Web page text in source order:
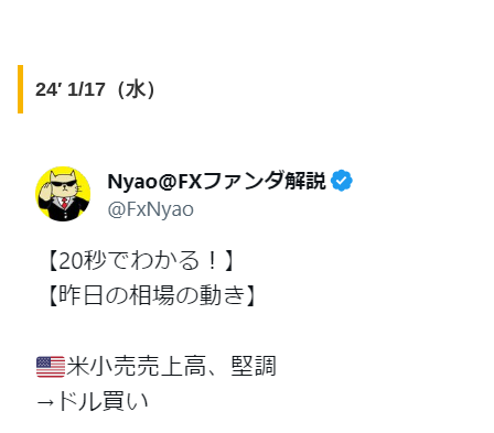
24′ 1/17（水）